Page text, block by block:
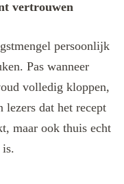
vertrouwen
persoonlijk
Pas wanneer
volledig kloppen,
dat het recept
maar ook thuis echt
is.